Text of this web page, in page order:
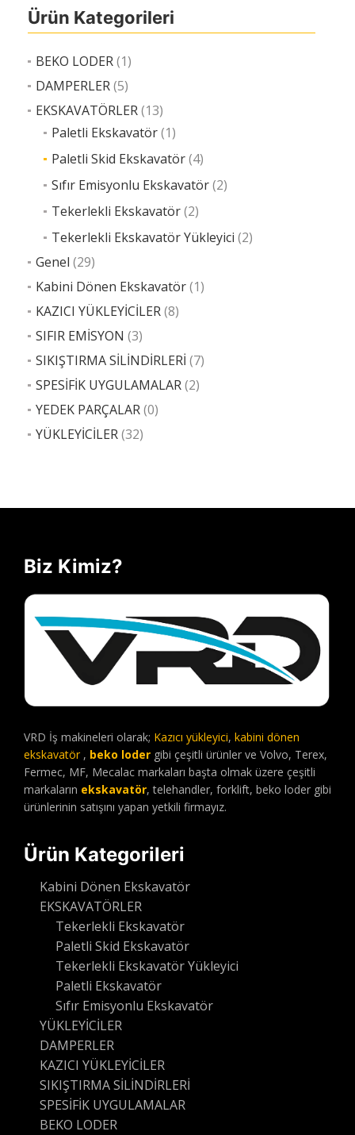
Ürün Kategorileri
BEKO LODER(1)
DAMPERLER(5)
EKSKAVATÖRLER(13)
Paletli Ekskavatör(1)
Paletli Skid Ekskavatör(4)
Sıfır Emisyonlu Ekskavatör(2)
Tekerlekli Ekskavatör(2)
Tekerlekli Ekskavatör Yükleyici (2)
Genel (29)
Kabini Dönen Ekskavatör(1)
KAZICI YÜKLEYİCİLER(8)
SIFIR EMİSYON (3)
SIKIŞTIRMA SİLİNDİRLERİ (7)
SPESİFİK UYGULAMALAR(2)
YEDEK PARÇALAR(0)
YÜKLEYİCİLER(32)
Biz Kimiz?
VRD İş makineleri olarak; Kazıcı yükleyici, kabini dönen
ekskavatör, beko loder gibi çeşitli ürünler ve Volvo, Terex,
Fermec, MF, Mecalac markaları başta olmak üzere çeşitli
markaların ekskavatör, telehandler, forklift, beko loder gibi
ürünlerinin satışını yapan yetkili firmayız.
Ürün Kategorileri
Kabini Dönen Ekskavatör
EKSKAVATÖRLER
Tekerlekli Ekskavatör
Paletli Skid Ekskavatör
Tekerlekli Ekskavatör Yükleyici
Paletli Ekskavatör
Sıfır Emisyonlu Ekskavatör
YÜKLEYİCİLER
DAMPERLER
KAZICI YÜKLEYİCİLER
SIKIŞTIRMA SİLİNDİRLERİ
SPESİFİK UYGULAMALAR
BEKO LODER